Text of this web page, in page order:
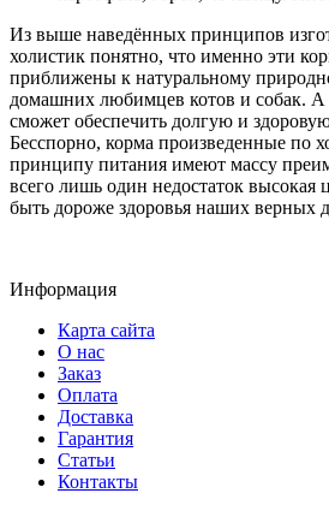
Из выше наведённых принципов
холистик понятно, что именно эти
приближены к натуральному
домашних любимцев котов и собак. А
сможет обеспечить долгую и
Бесспорно, корма произведенные по
принципу питания имеют массу
всего лишь один недостаток высокая
быть дороже здоровья наших верных
Информация
Карта сайта
О нас
Заказ
Оплата
Доставка
Гарантия
Статьи
Контакты